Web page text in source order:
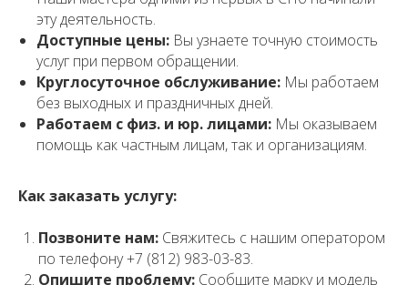
эту деятельность.
Доступные цены: Вы узнаете точную стоимость
услуг при первом обращении.
Круглосуточное обслуживание: Мы работаем
без выходных и праздничных дней.
Работаем с физ. и юр. лицами: Мы оказываем
помощь как частным лицам, так и организациям.
Как заказать услугу:
Позвоните нам: Свяжитесь с нашим оператором
по телефону +7 (812) 983-03-83.
Опишите проблему: Сообщите марку и модель